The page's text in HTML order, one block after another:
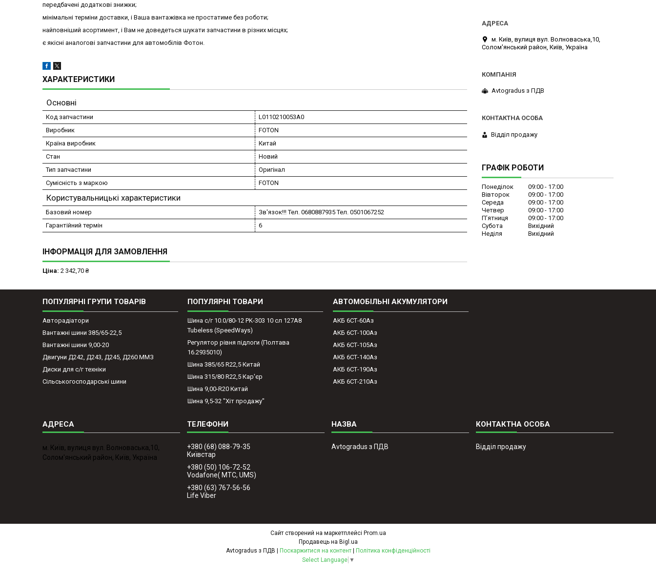
передбачені додаткові знижки;
мінімальні терміни доставки, і Ваша вантажівка не простатиме без роботи;
найповніший асортимент, і Вам не доведеться шукати запчастини в різних місцях;
є якісні аналогові запчастини для автомобілів Фотон.
ХАРАКТЕРИСТИКИ
Основні
Код запчастини
L0110210053A0
Виробник
FOTON
Країна виробник
Китай
Стан
Новий
Тип запчастини
Оригінал
Сумісність з маркою
FOTON
Користувальницькі характеристики
Базовий номер
Зв'язок!!! Тел. 0680887935 Тел. 0501067252
Гарантійний термін
6
ІНФОРМАЦІЯ ДЛЯ ЗАМОВЛЕННЯ
Ціна: 2 342,70 ₴
м. Київ, вулиця вул. Волноваська,10,
Солом'янський район, Київ, Україна
Avtogradus з ПДВ
Відділ продажу
ГРАФІК РОБОТИ
Понеділок 09:00
17:00
Вівторок
09:00
17:00
Середа
09:00
17:00
Четвер
09:00
17:00
Пʼятниця
09:00
17:00
Субота
Вихідний
Неділя
Вихідний
ПОПУЛЯРНІ ГРУПИ ТОВАРІВ
Авторадіатори
Вантажні шини 385/65-22,5
Вантажні шини 9,00-20
Двигуни Д242, Д243, Д245, Д260 ММЗ
Диски для с/г техніки
Сільськогосподарські шини
ПОПУЛЯРНІ ТОВАРИ
Шина с/г 10.0/80-12 PK-303 10 сл 127A8
Tubeless (SpeedWays)
Регулятор рівня підлоги (Полтава
16.2935010)
Шина 385/65 R22,5 Китай
Шина 315/80 R22,5 Кар'єр
Шина 9,00-R20 Китай
Шина 9,5-32 "Хіт продажу"
АВТОМОБІЛЬНІ АКУМУЛЯТОРИ
АКБ 6СТ-60Аз
АКБ 6СТ-100Аз
АКБ 6СТ-105Аз
АКБ 6СТ-140Аз
АКБ 6СТ-190Аз
АКБ 6СТ-210Аз
м. Київ, вулиця вул. Волноваська,10,
Солом'янський район, Київ, Україна
+380 (68) 088-79-35
Київстар
+380 (50) 106-72-52
Vodafone( МТС, UMS)
+380 (63) 767-56-56
Life Viber
Avtogradus з ПДВ Відділ продажу
Сайт створений на маркетплейсі Prom.ua
Продавець на Bigl.ua
Поскаржитися на контент
Політика конфіденційності
Select Language ▼